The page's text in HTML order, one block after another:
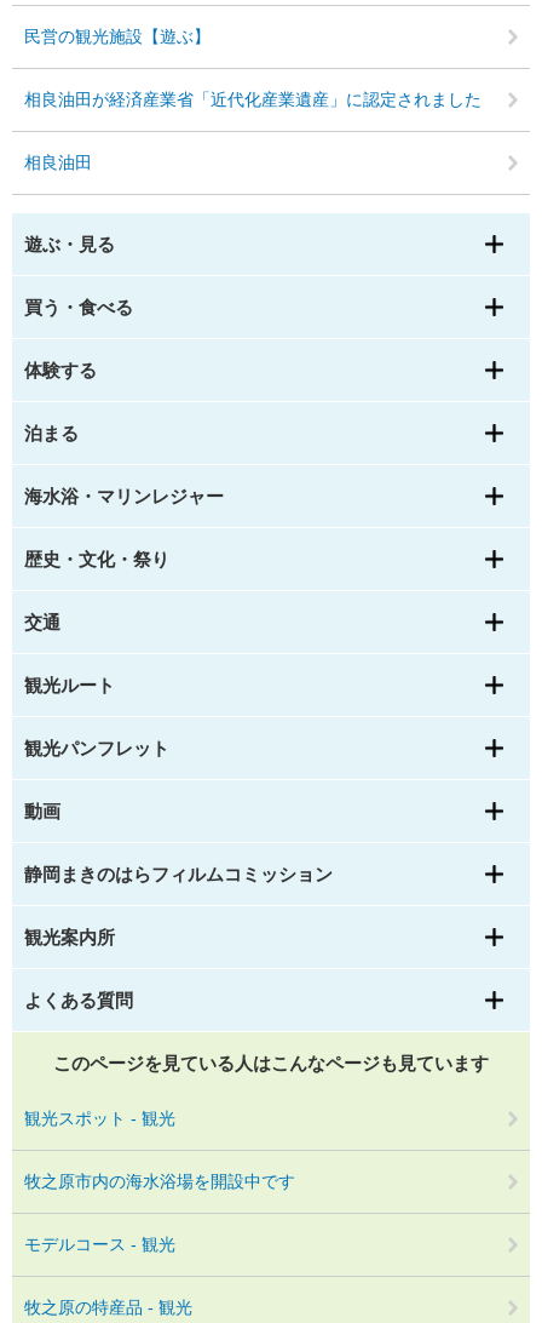
民営の観光施設【遊ぶ】
相良油田が経済産業省「近代化産業遺産」に認定されました
相良油田
遊ぶ・見る
買う・食べる
体験する
泊まる
海水浴・マリンレジャー
歴史・文化・祭り
交通
観光ルート
観光パンフレット
動画
静岡まきのはらフィルムコミッション
観光案内所
よくある質問
このページを見ている人はこんなページも見ています
観光スポット - 観光
牧之原市内の海水浴場を開設中です
モデルコース - 観光
牧之原の特産品 - 観光